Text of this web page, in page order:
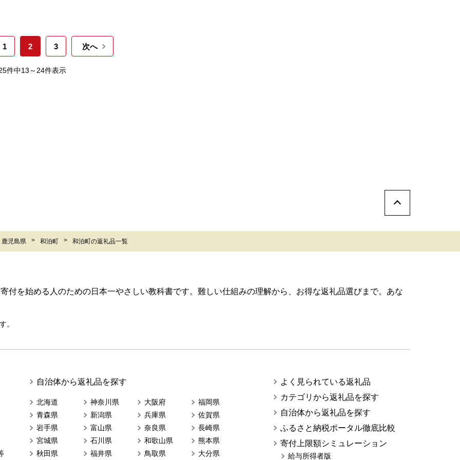
1 2 3 次へ
件中13～24件表示
鹿児島県 和泊町 和泊町の返礼品一覧
付を始める人のための日本一やさしい教科書です。難しい仕組みの理解から、お得な返礼品選びまで。あな
。
自治体から返礼品を探す
北海道
青森県
岩手県
宮城県
秋田県
神奈川県
新潟県
富山県
石川県
福井県
大阪府
兵庫県
奈良県
和歌山県
鳥取県
福岡県
佐賀県
長崎県
熊本県
大分県
よく見られている返礼品
カテゴリから返礼品を探す
自治体から返礼品を探す
ふるさと納税ポータル徹底比較
寄付上限額シミュレーション
給与所得者版